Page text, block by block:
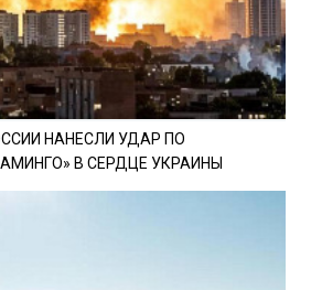
НАНЕСЛИ УДАР ПО
В СЕРДЦЕ УКРАИНЫ